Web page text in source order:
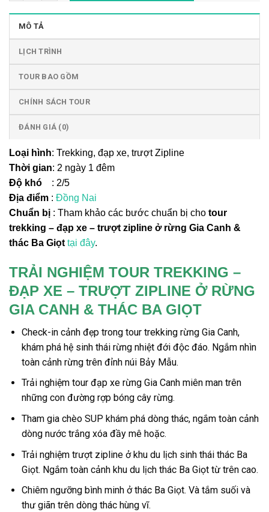
MÔ TẢ
LỊCH TRÌNH
TOUR BAO GỒM
CHÍNH SÁCH TOUR
ĐÁNH GIÁ (0)
Loại hình: Trekking, đạp xe, trượt Zipline
Thời gian: 2 ngày 1 đêm
Độ khó : 2/5
Địa điểm : Đồng Nai
Chuẩn bị : Tham khảo các bước chuẩn bị cho tour
trekking – đạp xe – trượt zipline ở rừng Gia Canh &
thác Ba Giọt tại đây.
TRẢI NGHIỆM TOUR TREKKING –
ĐẠP XE – TRƯỢT ZIPLINE Ở RỪNG
GIA CANH & THÁC BA GIỌT
Check-in cảnh đẹp trong tour trekking rừng Gia Canh,
khám phá hệ sinh thái rừng nhiệt đới độc đáo. Ngắm nhìn
toàn cảnh rừng trên đỉnh núi Bảy Mẫu.
Trải nghiệm tour đạp xe rừng Gia Canh miên man trên
những con đường rợp bóng cây rừng.
Tham gia chèo SUP khám phá dòng thác, ngắm toàn cảnh
dòng nước trắng xóa đầy mê hoặc.
Trải nghiệm trượt zipline ở khu du lịch sinh thái thác Ba
Giọt. Ngắm toàn cảnh khu du lịch thác Ba Giọt từ trên cao.
Chiêm ngưỡng bình minh ở thác Ba Giọt. Và tắm suối và
thư giãn trên dòng thác hùng vĩ.